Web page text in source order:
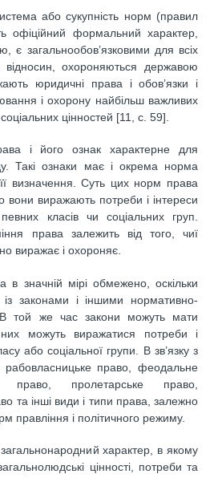
або сукупність норм (правил
офіційний формальний характер,
є загальнообов’язковими для всіх
відносин, охороняються державою
юридичні права і обов’язки і
і охорону найбільш важливих
цінностей [11, с. 59].
і його ознак характерне для
Такі ознаки має і окрема норма
визначення. Суть цих норм права
вони виражають потреби і інтереси
класів чи соціальних груп.
права залежить від того, чиї
виражає і охороняє.
в значній мірі обмежено, оскільки
із законами і іншими нормативно-
той же час закони можуть мати
можуть виражатися потреби і
або соціальної групи. В зв’язку з
право, феодальне
право, пролетарське право,
та інші види і типи права, залежно
правління і політичного режиму.
характер, в якому
цінності, потреби та